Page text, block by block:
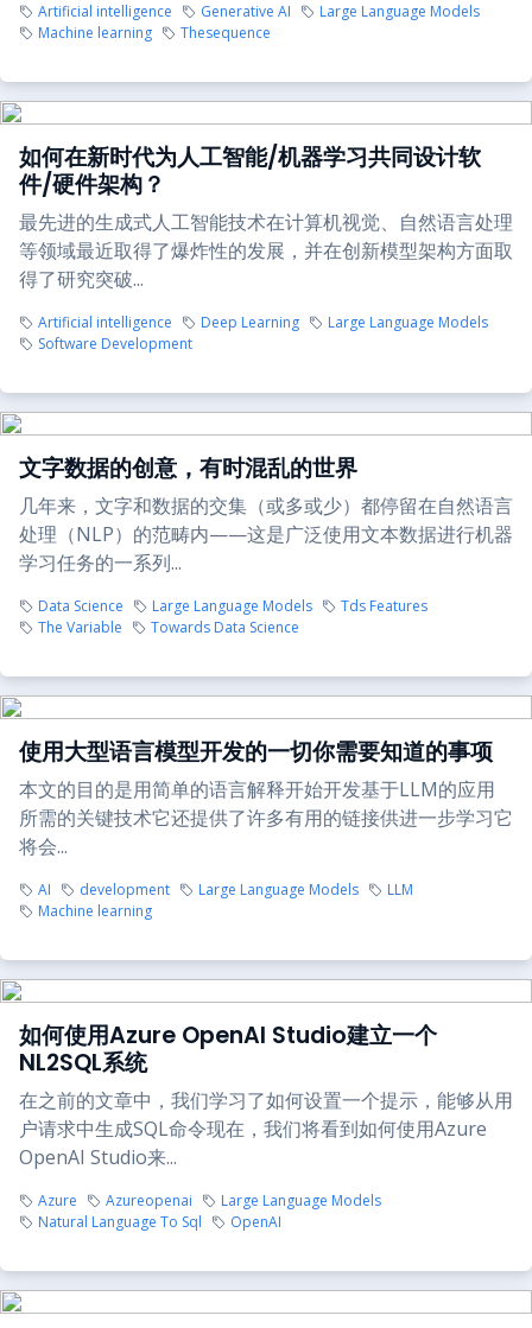
Artificial intelligence Generative AI
Large Language Models
Machine learning
Thesequence
如何在新时代为人工智能/机器学习共同设计软
件/硬件架构？
最先进的生成式人工智能技术在计算机视觉、自然语言处理
等领域最近取得了爆炸性的发展，并在创新模型架构方面取
得了研究突破...
Artificial intelligence Deep Learning
Large Language Models
Software Development
文字数据的创意，有时混乱的世界
几年来，文字和数据的交集（或多或少）都停留在自然语言
处理（NLP）的范畴内——这是广泛使用文本数据进行机器
学习任务的一系列...
Data Science Large Language Models
Tds Features
The Variable
Towards Data Science
使用大型语言模型开发的一切你需要知道的事项
本文的目的是用简单的语言解释开始开发基于LLM的应用
所需的关键技术它还提供了许多有用的链接供进一步学习它
将会...
AI development Large Language Models
LLM
Machine learning
如何使用Azure OpenAI Studio建立一个
NL2SQL系统
在之前的文章中，我们学习了如何设置一个提示，能够从用
户请求中生成SQL命令现在，我们将看到如何使用Azure
OpenAI Studio来...
Azure Azureopenai
Large Language Models
Natural Language To Sql
OpenAI